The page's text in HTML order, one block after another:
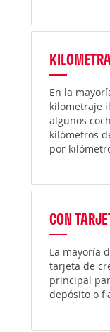
En la
kilometraje
algunos
kilómetros
por
CON
La mayoría
tarjeta de
principal
depósito o